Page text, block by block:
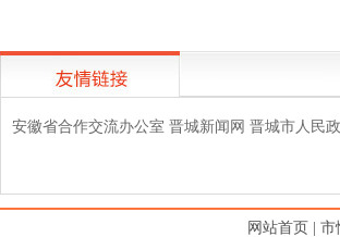
安徽省合作交流办公室 晋城新闻网 晋城市人民
网站首页 |市